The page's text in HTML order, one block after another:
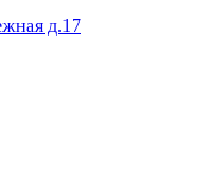
д.17